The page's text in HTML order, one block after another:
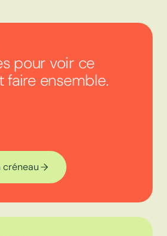
pour voir ce
faire ensemble.
créneau